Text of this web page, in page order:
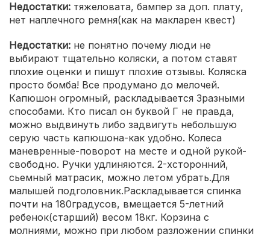
Недостатки: тяжеловата, бампер за доп. плату,
нет наплечного ремня(как на макларен квест)
Недостатки: не понятно почему люди не
выбирают тщательно коляски, а потом ставят
плохие оценки и пишут плохие отзывы. Коляска
просто бомба! Все продумано до мелочей.
Капюшон огромный, раскладывается 3разными
способами. Кто писал он буквой Г не правда,
можно выдвинуть либо задвигуть небольшую
серую часть капюшона-как удобно. Колеса
маневренные-поворот на месте и одной рукой-
свободно. Ручки удлиняются. 2-хсторонний,
сьемный матрасик, можно летом убрать.Для
малышей подголовник.Раскладывается спинка
почти на 180градусов, вмещается 5-летний
ребенок(старший) весом 18кг. Корзина с
молниями, можно при любом разложении спинки